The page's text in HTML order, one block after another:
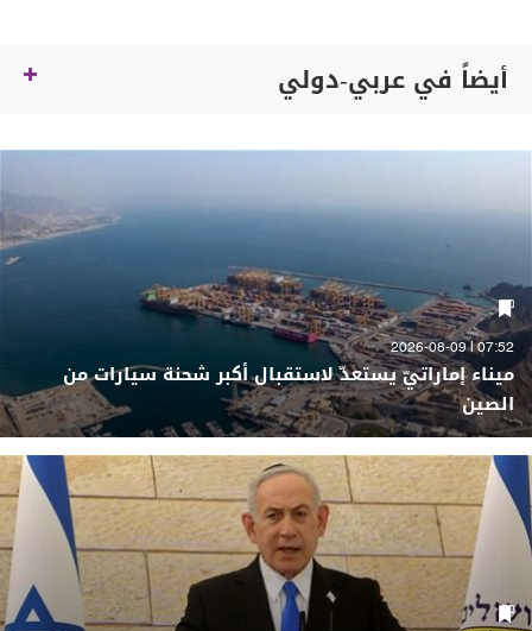
أيضاً في عربي-دولي
07:52 | 2026-08-09
ميناء إماراتيّ يستعدّ لاستقبال أكبر شحنة سيارات من
الصين